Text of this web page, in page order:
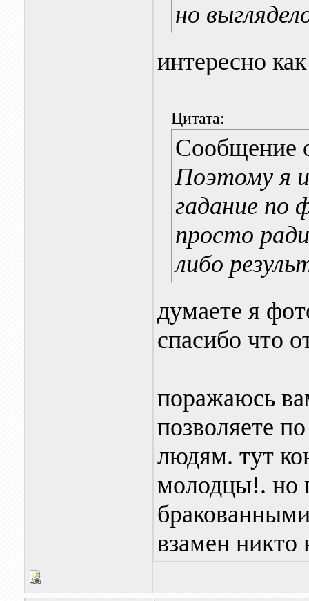
но
интересно
Цитата:
Сообщение
Поэтому я и
гадание по
просто
либо
думаете я
спасибо что
поражаюсь
позволяете
людям. тут
молодцы!. но
взамен никто